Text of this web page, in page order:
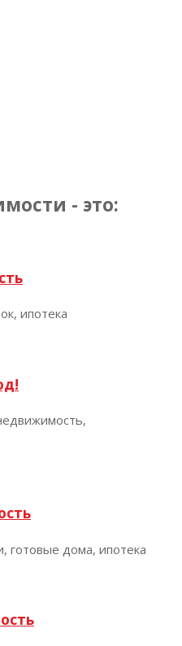
- это:
ипотека
готовые дома, ипотека